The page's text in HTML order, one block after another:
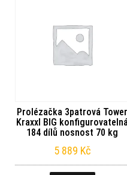
Prolézačka 3patrová Tower
Kraxxl BIG konfigurovatelná
184 dílů nosnost 70 kg
5 889 Kč